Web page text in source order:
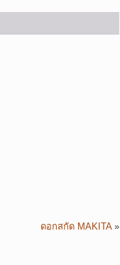
ดอกสกัด MAKITA»